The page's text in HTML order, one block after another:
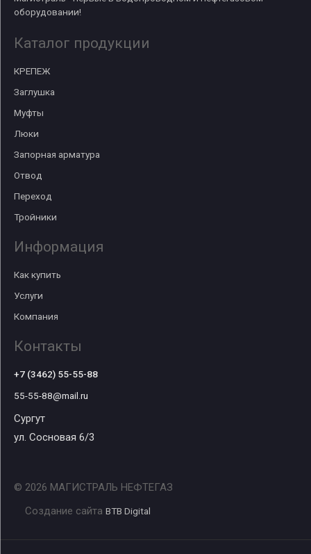
оборудовании!
Каталог продукции
КРЕПЕЖ
Заглушка
Муфты
Люки
Запорная арматура
Отвод
Переход
Тройники
Информация
Как купить
Услуги
Компания
Контакты
+7 (3462) 55-55-88
55-55-88@mail.ru
Сургут
ул. Сосновая 6/3
© 2026 МАГИСТРАЛЬ НЕФТЕГАЗ
Создание сайта BTB Digital